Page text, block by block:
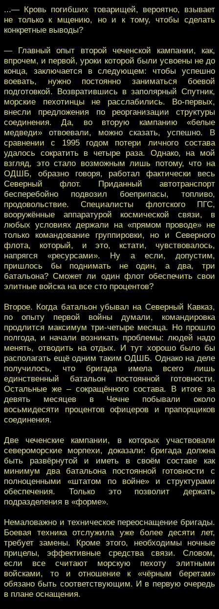
...— Кровь погибших товарищей, вероятно, взывает
не только к мщению, но и к тому, чтобы сделать
конкретные выводы?
— Главный опыт второй чеченской кампании, как,
впрочем, и первой, уроки которой были усвоены не до
конца, заключается в следующем: чтобы успешно
воевать, нужно постоянно заниматься боевой
подготовкой. Возвратившись в заполярный Спутник,
морские пехотинцы не расслабились. Во-первых,
внесли предложения по реорганизации структуры
соединения. Да, во вторую кампанию «белые
медведи» отвоевали, можно сказать, успешно. В
сравнении с 1995 годом потери личного состава
удалось сократить в четыре раза. Однако, на мой
взгляд, это стало возможным лишь потому, что на
ОДШБ, образно говоря, работал фактически весь
Северный флот. Приданный автотранспорт
бесперебойно подвозил боеприпасы, топливо,
продовольствие. Специалисты флотского ПГС,
вооружённые аппаратурой космической связи, в
любых условиях держали на «прямом проводе» не
только командование группировки, но и Северного
флота, который, и это, кстати, чувствовалось,
напрягся «ресурсами». Ну а если, допустим,
пришлось бы поднимать не один, а два, три
батальона? Сможет ли один флот обеспечить свои
элитные войска на все сто процентов?
Второе. Когда батальон убывал на Северный Кавказ,
по опыту первой войны думали, командировка
продлится максимум три-четыре месяца. Но прошло
полгода, и начали возникать проблемы: людей надо
менять, отводить на отдых. И тут хорошо было бы
располагать ещё одним таким ОДШБ. Однако на деле
получилось, что бригада имела всего лишь
единственный батальон постоянной готовности.
Остальные же – сокращённого состава. В итоге за
девять месяцев в Чечне побывали около
восьмидесяти процентов офицеров и прапорщиков
соединения.
Две чеченские кампании, в которых участвовали
североморские морпехи, доказали: бригада должна
быть развёрнутой и иметь в своём составе как
минимум два батальона постоянной готовности с
полноценными «штатом по войне» и структурами
обеспечения. Только это позволит держать
подразделения в «форме».
Немаловажно и техническое переоснащение бригады.
Боевая техника отслужила уже более десяти лет,
требует замены. Кроме этого, необходимы ночные
прицелы, эффективные средства связи. Словом,
если все считают морскую пехоту элитными
войсками, то и отношение к «чёрным беретам»
обязано быть соответствующим. И в первую очередь
в плане оснащения.